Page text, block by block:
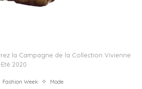
la Campagne de la Collection Vivienne
2020
Fashion Week Mode